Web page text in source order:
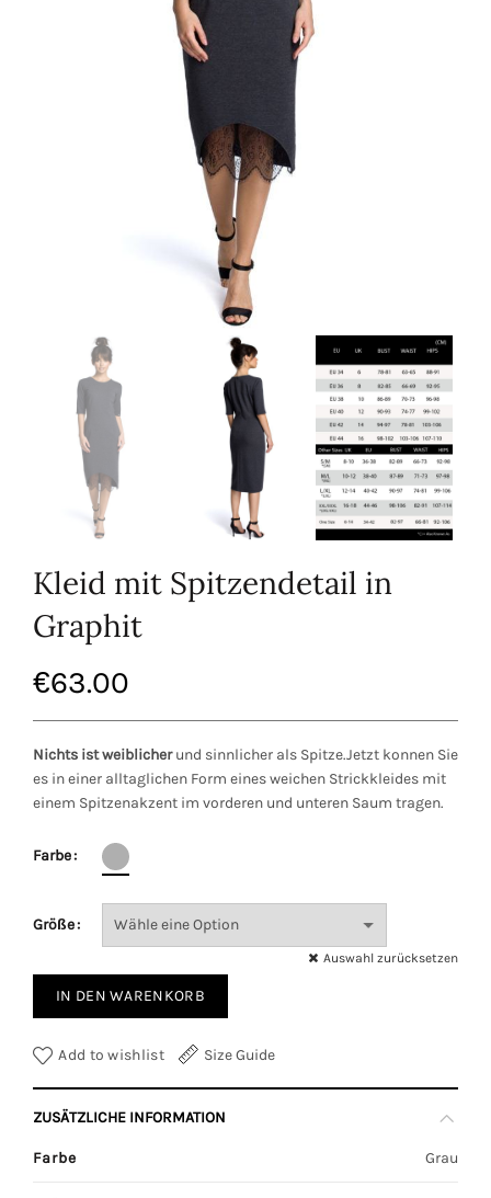
Kleid mit Spitzendetail in
Graphit
€63.00
Nichts ist weiblicherund sinnlicher als Spitze.Jetzt konnen Sie
es in einer alltaglichen Form eines weichen Strickkleides mit
einem Spitzenakzent im vorderen und unteren Saum tragen.
Farbe
Größe
Auswahl zurücksetzen
IN DEN WARENKORB
Add to wishlist Size Guide
ZUSÄTZLICHE INFORMATION
Farbe Grau